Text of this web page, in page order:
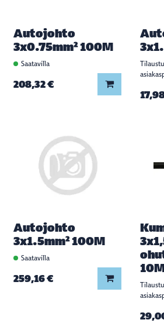
Autojohto
3x0.75mm² 100M
Saatavilla
208,32 € Lisää koriin
Autojohto
3x1.5mm² 100M
Saatavilla
259,16 € Lisää koriin